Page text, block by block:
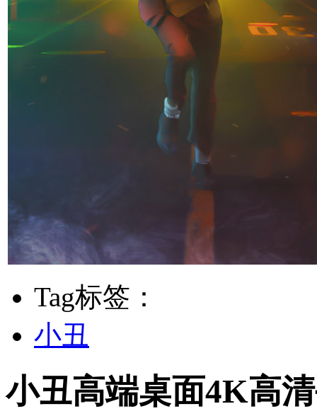
Tag标签：
小丑
小丑高端桌面4K高